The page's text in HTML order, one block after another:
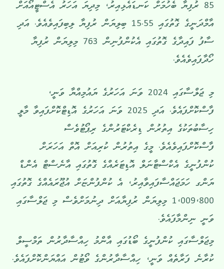
85 ރުފިޔާ ބެހުމަށް ކަނޑައެޅިއިރު، މިދިޔަ އަހަރު އެސްޓީއޯއަށް
އާމްދަނީގެ ގޮތުގައި 15.55 ބިލިޔަން ރުފިޔާ ލިބިފައިވެއެވެ. އަދި
ސާފު ފައިދާގެ ގޮތުގައި އެކުންފުނިން 763 މިލިޔަން ރުފިޔާ
ހޯދާފައިވެއެވެ.
މި ޖަލްސާގައި 2024 ވަނަ އަހަރުގެ ޔައުމިއްޔާ ވަނީ،
ފާސްކޮށްފައެވެ. އަދި 2025 ވަނަ އަހަރުގެ އޮޑިޓްކޮށްފައިވާ މާލީ
ހިސާބުތަކުގެ އިތުރުން ޑިރެކްޓަރުންގެ ރިޕޯޓުވެސް
ފާސްކޮށްފައިވެއެވެ. މީގެ އިތުރުން ކުރިއަށް އޮތް އަހަރަށް
ކުންފުނީގެ އެކްސްޓާނަލް އޮޑިޓަރެއްގެ ގޮތުގައި އާނެސްޓް އެންޑް
ޔަންގ ހަމަޖައްސާފައިވާއިރު، އެ ކުންފުންޏަށް އުޖޫރައެއްގެ ގޮތުގައި
1،009،800 މިލިޔަން ރުފިޔާއަށް ދިނުމަށްވެސް މި ޖަލްސާގައި
ވަނީ ނިންމާފައެވެ.
މިޖަލްސާގައި ކުންފުނީގެ ބޯޑުގައި އާންމު ހިއްސާދާރުން ތަމްސީލް
ކުރާނެ ފަރާތެއް ވަނީ، ހިއްސާދާރުންގެ ވޯޓުން އައްޔަންކޮށްފައެވެ.